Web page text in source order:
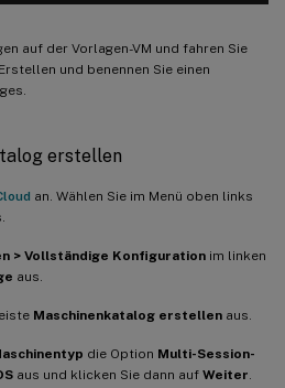
auf der Vorlagen-VM und fahren Sie
und benennen Sie einen
erstellen
an. Wählen Sie im Menü oben links
> Vollständige Konfiguration im linken
aus.
Maschinenkatalog erstellen aus.
die Option Multi-Session-
aus und klicken Sie dann auf Weiter.